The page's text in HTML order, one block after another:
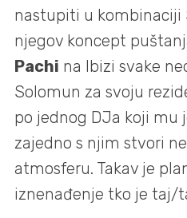
nastupiti u kombinaciji
njegov koncept
Pachi na Ibizi svake
Solomun za svoju
po jednog DJa koji mu
zajedno s njim stvori
atmosferu. Takav je
iznenađenje tko je taj/